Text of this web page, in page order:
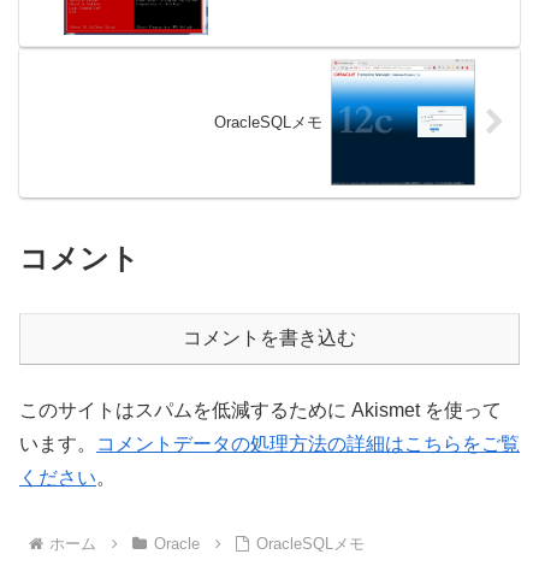
OracleSQLメモ
コメント
コメントを書き込む
このサイトはスパムを低減するために Akismet を使って
います。
コメントデータの処理方法の詳細はこちらをご覧
ください。
ホーム Oracle OracleSQLメモ